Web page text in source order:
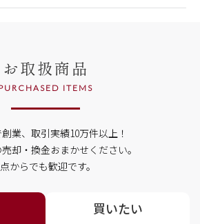
お取扱商品
ITEMS
業、取引実績10万件以上！
却・換金おまかせください。
からでも歓迎です。
買いたい